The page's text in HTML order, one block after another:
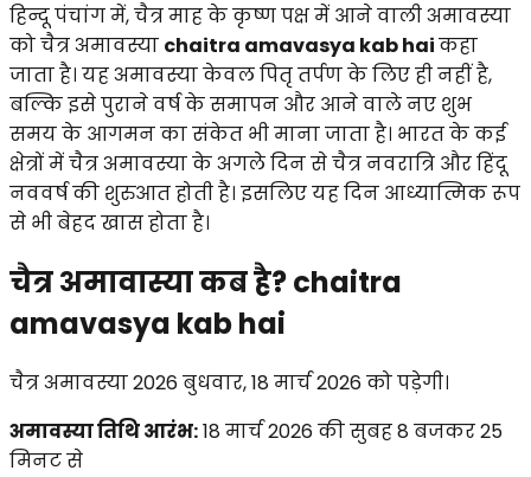
हिन्दू पंचांग में, चैत्र माह के कृष्ण पक्ष में आने वाली अमावस्या
को चैत्र अमावस्या chaitra amavasya kab haiकहा
जाता है। यह अमावस्या केवल पितृ तर्पण के लिए ही नहीं है,
बल्कि इसे पुराने वर्ष के समापन और आने वाले नए शुभ
समय के आगमन का संकेत भी माना जाता है। भारत के कई
क्षेत्रों में चैत्र अमावस्या के अगले दिन से चैत्र नवरात्रि और हिंदू
नववर्ष की शुरुआत होती है। इसलिए यह दिन आध्यात्मिक रूप
से भी बेहद खास होता है।
चैत्र अमावास्या कब है? chaitra
amavasya kab hai
चैत्र अमावस्या 2026 बुधवार, 18 मार्च 2026 को पड़ेगी।
अमावस्या तिथि आरंभ:18 मार्च 2026 की सुबह 8 बजकर 25
मिनट से